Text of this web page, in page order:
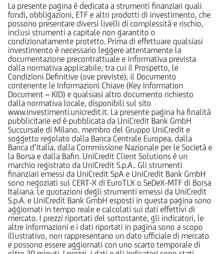
La presente pagina è dedicata a strumenti finanziari quali
fondi, obbligazioni, ETF e altri prodotti di investimento, che
possono presentare diversi livelli di complessità e rischio,
inclusi strumenti a capitale non garantito o
condizionatamente protetto. Prima di effettuare qualsiasi
investimento è necessario leggere attentamente la
documentazione precontrattuale e informativa prevista
dalla normativa applicabile, tra cui il Prospetto, le
Condizioni Definitive (ove previste), il Documento
contenente le Informazioni Chiave (Key Information
Document – KID) e qualsiasi altro documento richiesto
dalla normativa locale, disponibili sul sito
www.investimenti.unicredit.it. La presente pagina ha finalità
pubblicitarie ed è pubblicata da UniCredit Bank GmbH
Succursale di Milano, membro del Gruppo UniCredit e
soggetto regolato dalla Banca Centrale Europea, dalla
Banca d’Italia, dalla Commissione Nazionale per le Società e
la Borsa e dalla Bafin. UniCredit Client Solutions è un
marchio registrato da UniCredit S.p.A.. Gli strumenti
finanziari emessi da UniCredit SpA e UniCredit Bank GmbH
sono negoziati sul CERT-X di EuroTLX o SeDeX-MTF di Borsa
Italiana. Le quotazioni degli strumenti emessi da UniCredit
S.p.A. e UniCredit Bank GmbH esposti in questa pagina sono
aggiornati in tempo reale e calcolati sui dati effettivi di
mercato. I prezzi riportati del sottostante, gli indicatori, le
altre informazioni e i dati riportati in pagina sono a scopo
illustrativo, non rappresentano un dato ufficiale di mercato
e possono essere aggiornati con uno scarto temporale di